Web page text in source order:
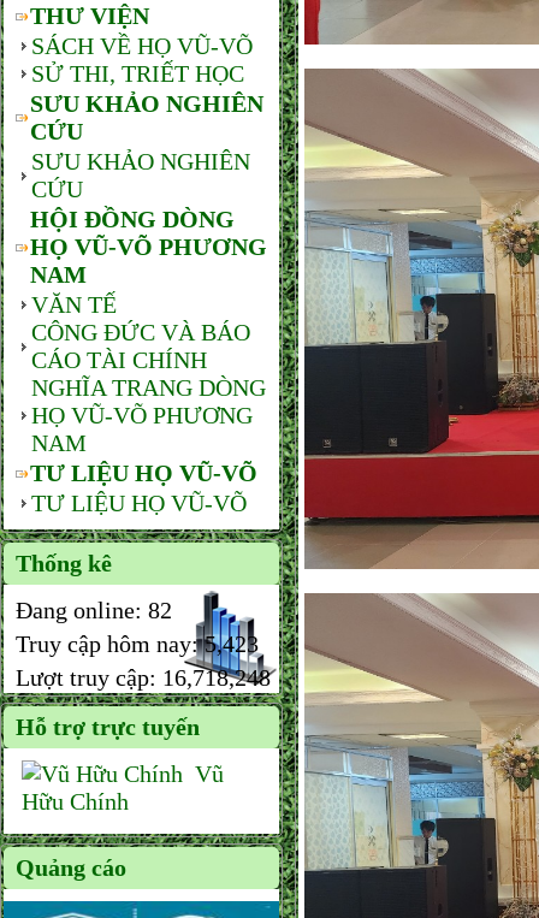
THƯ VIỆN
SÁCH VỀ HỌ VŨ-VÕ
SỬ THI, TRIẾT HỌC
SƯU KHẢO NGHIÊN
CỨU
SƯU KHẢO NGHIÊN
CỨU
HỘI ĐỒNG DÒNG
HỌ VŨ-VÕ PHƯƠNG
NAM
VĂN TẾ
CÔNG ĐỨC VÀ BÁO
CÁO TÀI CHÍNH
NGHĨA TRANG DÒNG
HỌ VŨ-VÕ PHƯƠNG
NAM
TƯ LIỆU HỌ VŨ-VÕ
TƯ LIỆU HỌ VŨ-VÕ
Thống kê
Đang online: 82
Truy cập hôm nay:5,423
Lượt truy cập: 16,718,248
Hỗ trợ trực tuyến
Vũ
Hữu Chính
Quảng cáo